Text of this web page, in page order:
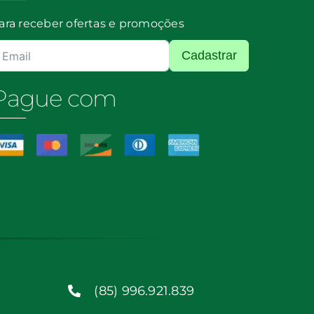
receber ofertas e promoções
Cadastrar
com
(85) 996.921.839